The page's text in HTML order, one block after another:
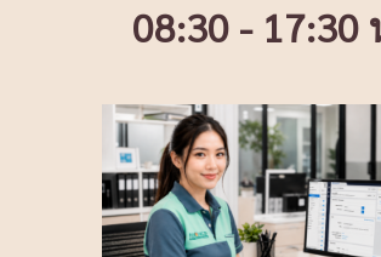
08:30 - 17:30